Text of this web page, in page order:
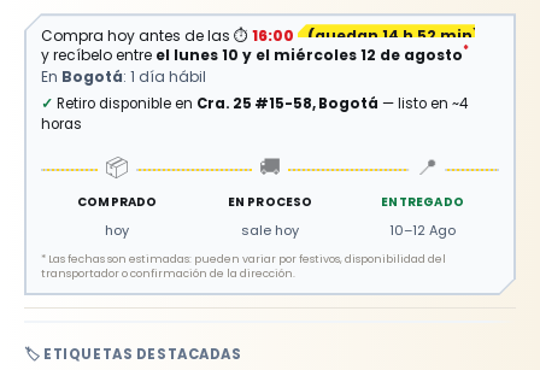
🏷️ ETIQUETAS DESTACADAS
Compra hoy antes de las ⏱ 16:00 (quedan 14 h 52 min)
y recíbelo entre el lunes 10 y el miércoles 12 de agosto*
En Bogotá: 1 día hábil
✓ Retiro disponible en Cra. 25 #15-58, Bogotá — listo en ~4
horas
📦
COMPRADO
hoy
🚚
EN PROCESO
sale hoy
📍
ENTREGADO
10–12 Ago
* Las fechas son estimadas: pueden variar por festivos, disponibilidad del
transportador o confirmación de la dirección.